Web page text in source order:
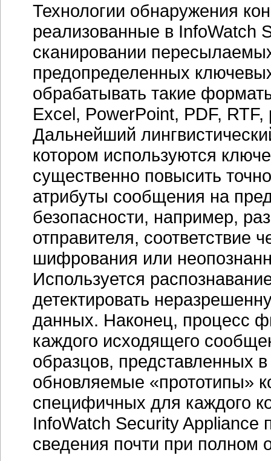
Технологии обнаружения
реализованные в InfoWatch
сканировании
предопределенных
обрабатывать такие
Excel, PowerPoint, PDF,
Дальнейший
котором используются
существенно повысить
атрибуты сообщения на
безопасности, например,
отправителя,
шифрования или
Используется
детектировать
данных. Наконец, процесс
каждого исходящего
образцов, представленных
обновляемые «прототипы»
специфичных для каждого
InfoWatch Security Appliance
сведения почти при полном